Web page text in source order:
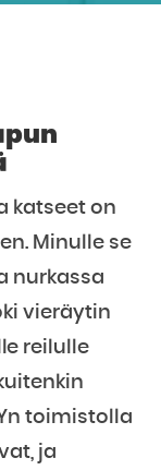
katseet on
Minulle se
nurkassa
vieräytin
reilulle
toimistolla
ja